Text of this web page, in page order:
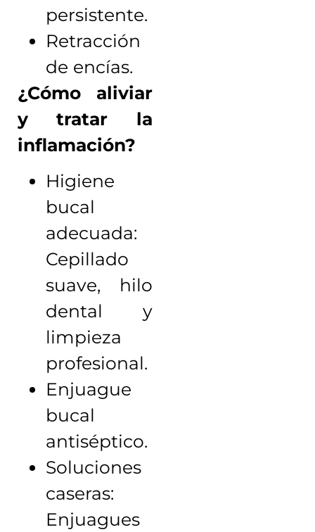
persistente.
Retracción
de encías.
¿Cómo aliviar
y tratar la
inflamación?
Higiene
bucal
adecuada:
Cepillado
suave, hilo
dental y
limpieza
profesional.
Enjuague
bucal
antiséptico.
Soluciones
caseras:
Enjuagues